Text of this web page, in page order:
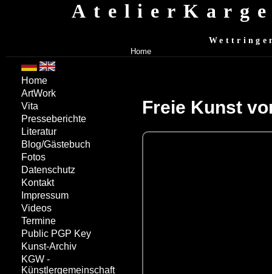
Home
Freie Kunst
Home
ArtWork
Vita
Presseberichte
Literatur
Blog/Gästebuch
Fotos
Datenschutz
Kontakt
Impressum
Videos
Termine
Public PGP Key
Kunst-Archiv
KGW -
Künstlergemeinschaft